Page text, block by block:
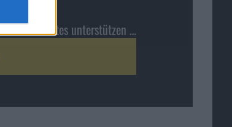
Macnotes unterstützen …